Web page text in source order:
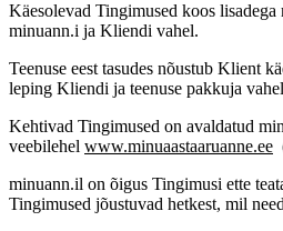
Käesolevad Tingimused koos lisadega
minuann.i ja Kliendi vahel.
Teenuse eest tasudes nõustub Klient
leping Kliendi ja teenuse pakkuja
Kehtivad Tingimused on avaldatud
veebilehel www.minuaastaaruanne.ee
minuann.il on õigus Tingimusi ette
Tingimused jõustuvad hetkest, mil